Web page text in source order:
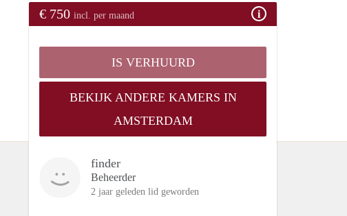
€ 750 incl. per maand
IS VERHUURD
BEKIJK ANDERE KAMERS IN
AMSTERDAM
finder
Beheerder
2 jaar geleden lid geworden